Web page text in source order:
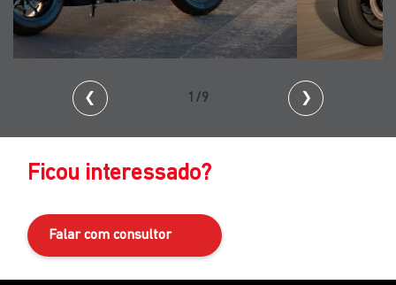
❮ 2/9 ❯
Ficou interessado?
Falar com consultor